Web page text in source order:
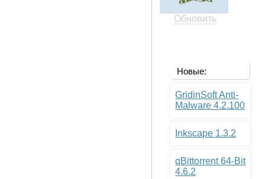
Обновить
Новые:
GridinSoft Anti-
Malware 4.2.100
Inkscape 1.3.2
qBittorrent 64-Bit
4.6.2